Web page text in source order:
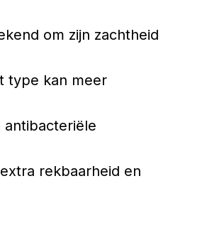
om zijn zachtheid
type kan meer
antibacteriële
rekbaarheid en